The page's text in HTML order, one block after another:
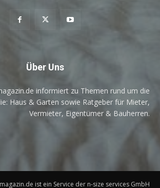
Über Uns
informiert zu Themen rund um die
Haus & Garten sowie Ratgeber für Mieter,
Vermieter, Eigentümer & Bauherren.
ist ein Service der n-size services GmbH